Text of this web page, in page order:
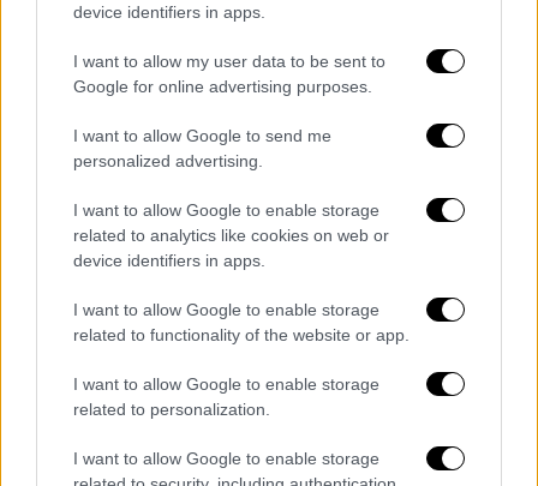
device identifiers in apps.
I want to allow my user data to be sent to
Google for online advertising purposes.
I want to allow Google to send me
personalized advertising.
I want to allow Google to enable storage
related to analytics like cookies on web or
device identifiers in apps.
I want to allow Google to enable storage
related to functionality of the website or app.
I want to allow Google to enable storage
related to personalization.
I want to allow Google to enable storage
Σήμερα, σε ανάρτησή του στο Χ, ο Μπάιντεν
ευχαρίστησε όσους του συμπαραστέκονται
για την «αγάπη»που έλαβε μετά την
μας αγγίζει όλους», έγραψε μεταξύ άλλων. Ο
βασιλιάς Κάρολος συνεχίζει τις θεραπείες
για την αντιμετώπιση ενός καρκίνου, που
ανακοίνωσε τον Φεβρουάριο του 2024 και
του οποίου η φύση δεν έχει αποκαλυφθεί.
Ο Κάρολος υποδέχθηκε τον Τζο Μπάιντεν
στο Κάστρο του Ουίνδσορ τον Ιούλιο του
2023, κατά τη διάρκεια μιας επίσημης
επίσκεψης. Ο πρώην πρόεδρος των ΗΠΑ
βασίλισσας
Ελισάβεττο 2022.